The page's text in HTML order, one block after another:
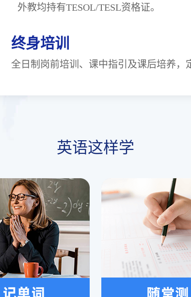
外教均持有TESOL/TESL
终身培训
全日制岗前培训、课中指引及课后培养，
英语这样学